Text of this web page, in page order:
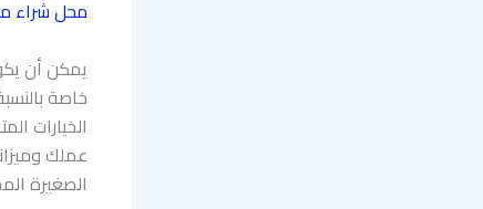
محل شراء
يمكن أن
خاصة
الخيارات
عملك
الصغيرة